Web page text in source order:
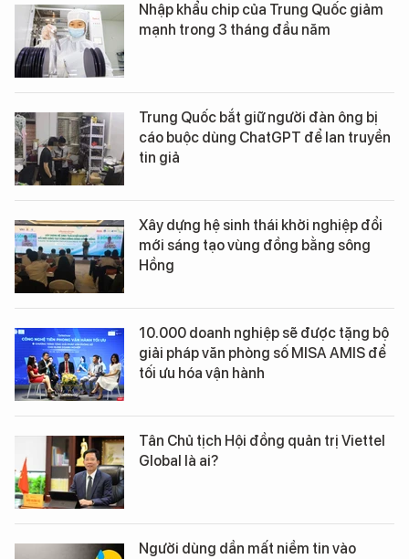
Nhập khẩu chip của Trung Quốc giảm
mạnh trong 3 tháng đầu năm
Trung Quốc bắt giữ người đàn ông bị
cáo buộc dùng ChatGPT để lan truyền
tin giả
Xây dựng hệ sinh thái khởi nghiệp đổi
mới sáng tạo vùng đồng bằng sông
Hồng
10.000 doanh nghiệp sẽ được tặng bộ
giải pháp văn phòng số MISA AMIS để
tối ưu hóa vận hành
Tân Chủ tịch Hội đồng quản trị Viettel
Global là ai?
Người dùng dần mất niềm tin vào